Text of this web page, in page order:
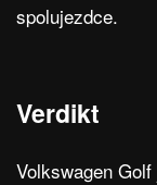
spolujezdce.
Verdikt
Volkswagen